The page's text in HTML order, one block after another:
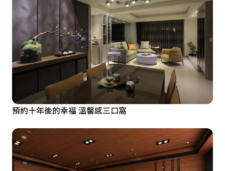
預約十年後的幸福 溫馨感三口窩